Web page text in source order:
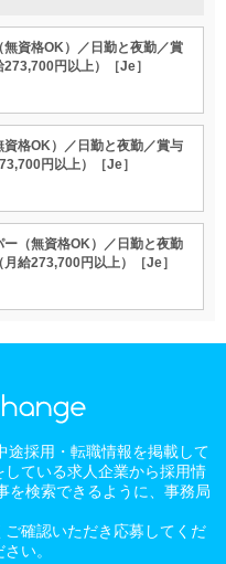
無資格OK）／日勤と夜勤／賞
円以上）［Je］
資格OK）／日勤と夜勤／賞与
円以上）［Je］
ー（無資格OK）／日勤と夜勤
給273,700円以上）［Je］
途採用・転職情報を掲載して
ている求人企業から採用情
を検索できるように、事務局
確認いただき応募してくだ
い。